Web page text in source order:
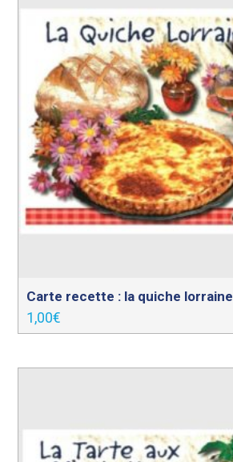
Carte recette : la quiche lorraine
1,00€